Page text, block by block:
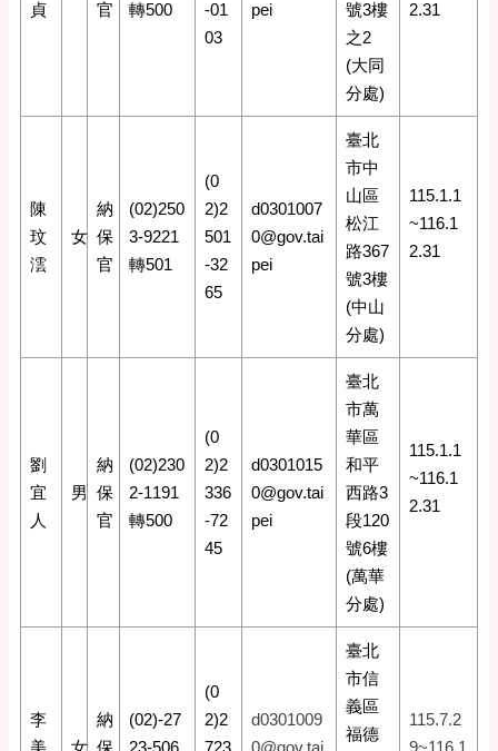
貞
官
轉500
-01
03
pei
號3樓
之2
(大同
分處)
2.31
陳
玟
澐
女
納
保
官
(02)250
3-9221
轉501
(0
2)2
501
-32
65
d0301007
0@gov.tai
pei
臺北
市中
山區
松江
路367
號3樓
(中山
分處)
115.1.1
~116.1
2.31
劉
宜
人
男
納
保
官
(02)230
2-1191
轉500
(0
2)2
336
-72
45
d0301015
0@gov.tai
pei
臺北
市萬
華區
和平
西路3
段120
號6樓
(萬華
分處)
115.1.1
~116.1
2.31
李
美
女
納
保
(02)-27
23-506
(0
2)2
723
d0301009
0@gov.tai
臺北
市信
義區
福德
115.7.2
9~116.1